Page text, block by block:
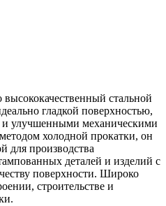
стальной
гладкой поверхностью,
и улучшенными механическими
холодной прокатки, он
для производства
деталей и изделий с
поверхности. Широко
строительстве и